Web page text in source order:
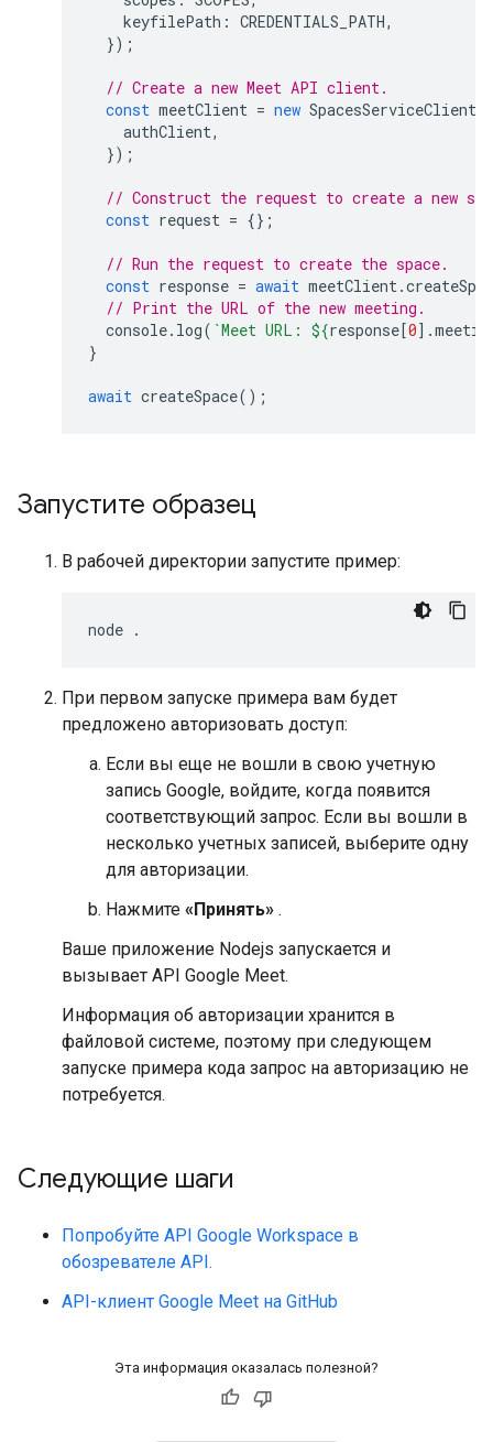
keyfilePath : CREDENTIALS_PATH,
});
// Create a new Meet API client.
const meetClient = new SpacesServiceClient
authClient,
});
// Construct the request to create a new
const request = {};
// Run the request to create the space.
const response = await meetClient.
// Print the URL of the new meeting.
console. log( `Meet URL: ${response[0].
}
await createSpace();
Запустите образец
В рабочей директории запустите пример:
При первом запуске примера вам будет
предложено авторизовать доступ:
Если вы еще не вошли в свою учетную
запись Google, войдите, когда появится
соответствующий запрос. Если вы вошли в
несколько учетных записей, выберите одну
для авторизации.
Нажмите «Принять» .
Ваше приложение Nodejs запускается и
вызывает API Google Meet.
Информация об авторизации хранится в
файловой системе, поэтому при следующем
запуске примера кода запрос на авторизацию не
потребуется.
Следующие шаги
Попробуйте API Google Workspace в
обозревателе API.
API-клиент Google Meet на GitHub
Эта информация оказалась полезной?